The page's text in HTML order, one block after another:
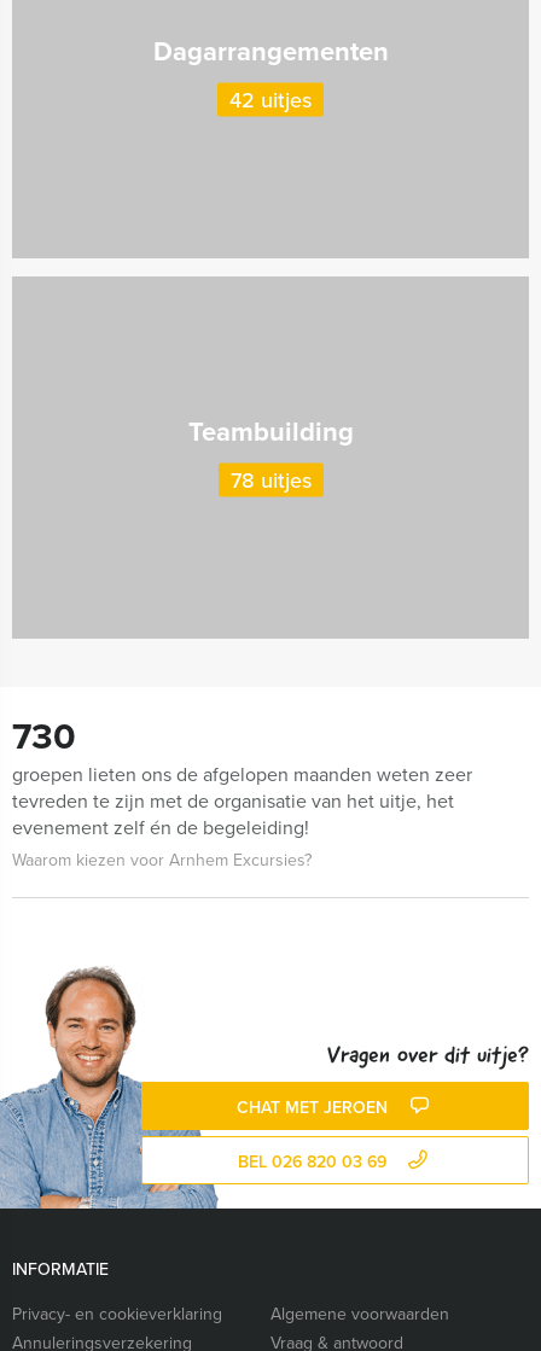
Dagarrangementen
42 uitjes
Teambuilding
78 uitjes
730
groepen lieten ons de afgelopen maanden weten zeer
tevreden te zijn met de organisatie van het uitje, het
evenement zelf én de begeleiding!
Waarom kiezen voor Arnhem Excursies?
Vragen over dit uitje?
CHAT MET JEROEN
BEL 026 820 03 69
INFORMATIE
Privacy- en cookieverklaring
Algemene voorwaarden
Annuleringsverzekering
Vraag & antwoord